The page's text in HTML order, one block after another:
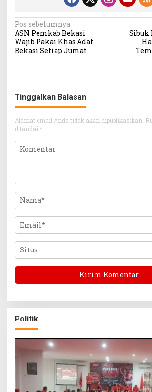
Navigasi
pos
Pos sebelumnya
ASN Pemkab Bekasi
Wajib Pakai Khas Adat
Bekasi Setiap Jumat
Sibuk
Tinggalkan Balasan
Alamat email Anda tidak akan dipublikasikan.
ditandai *
Politik